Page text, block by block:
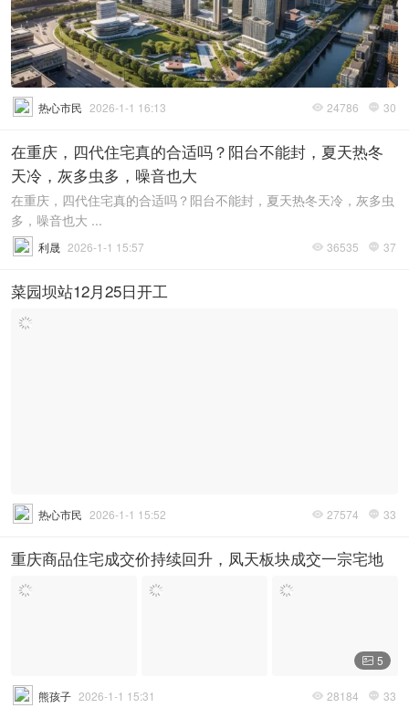
 24786  30
热心市民 2026-1-1 16:13
在重庆，四代住宅真的合适吗？阳台不能封，夏天热冬
天冷，灰多虫多，噪音也大
在重庆，四代住宅真的合适吗？阳台不能封，夏天热冬天冷，灰多虫
多，噪音也大 ...
 36535  37
利晟 2026-1-1 15:57
菜园坝站12月25日开工
 27574  33
热心市民 2026-1-1 15:52
重庆商品住宅成交价持续回升，凤天板块成交一宗宅地
 5
 28184  33
熊孩子 2026-1-1 15:31